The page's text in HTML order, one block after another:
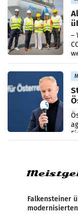
–
Falkensteiner